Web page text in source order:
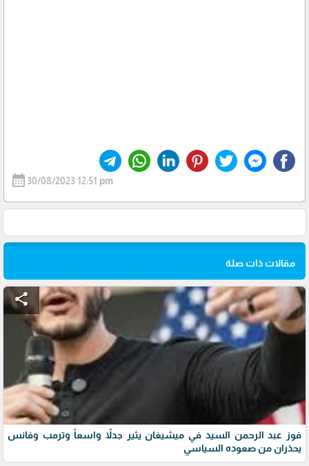
calendar_month 30/08/2023 12:51 pm
مقالات ذات صلة
share
فوز عبد الرحمن السيد في ميشيغان يثير جدلاً واسعاً وترمب وفانس
يحذران من صعوده السياسي